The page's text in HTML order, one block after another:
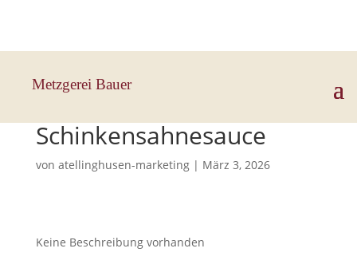
Metzgerei Bauer
Schinkensahnesauce
von atellinghusen-marketing| März 3, 2026
Keine Beschreibung vorhanden